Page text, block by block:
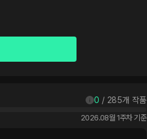
0 / 285개 작품
2026.08월 1주차 기준